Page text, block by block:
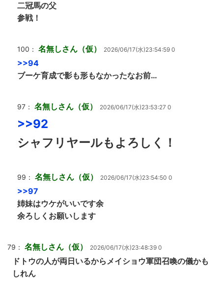
二冠馬の父
参戦！
100： 名無しさん（仮） 2026/06/17(水)23:54:59 0
>>94
ブーケ育成で影も形もなかったなお前…
97： 名無しさん（仮） 2026/06/17(水)23:53:27 0
>>92
シャフリヤールもよろしく！
99： 名無しさん（仮） 2026/06/17(水)23:54:50 0
>>97
姉妹はウケがいいです余
余ろしくお願いします
79： 名無しさん（仮） 2026/06/17(水)23:48:39 0
ドトウの人が両日いるからメイショウ軍団召喚の儀かも
しれん